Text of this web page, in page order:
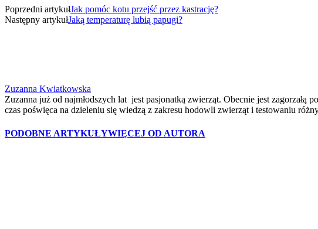
Poprzedni artykułJak pomóc kotu przejść przez kastrację?
Następny artykułJaką temperaturę lubią papugi?
Zuzanna Kwiatkowska
Zuzanna już od najmłodszych lat jest pasjonatką zwierząt. Obecnie jest
czas poświęca na dzieleniu się wiedzą z zakresu hodowli zwierząt i testowaniu
PODOBNE ARTYKUŁYWIĘCEJ OD AUTORA